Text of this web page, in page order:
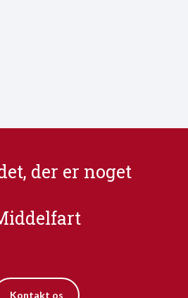
der er noget
Kontakt os